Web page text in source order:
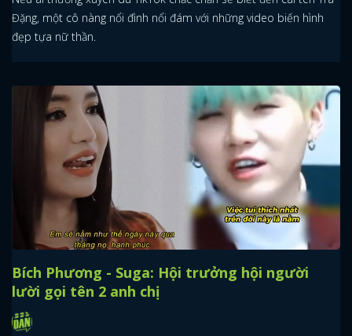
Đặng, một cô nàng nổi đình nổi đám với những video biến hình
đẹp tựa nữ thần.
Bích Phương - Suga: Hội trưởng hội người
lười gọi tên 2 anh chị